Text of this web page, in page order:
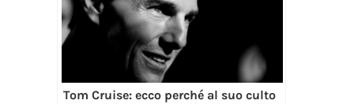
Tom Cruise: ecco perché al suo culto